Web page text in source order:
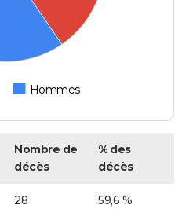
Hommes
Nombre de
décès
% des
décès
28 59,6 %